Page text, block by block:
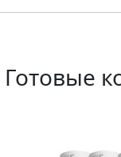
Готовые